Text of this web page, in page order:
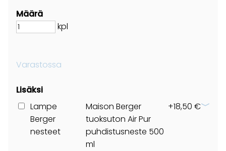
Määrä
kpl
Varastossa
Lisäksi
Lampe
Berger
nesteet
Maison Berger
tuoksuton Air Pur
puhdistusneste 500
ml
+18,50 €